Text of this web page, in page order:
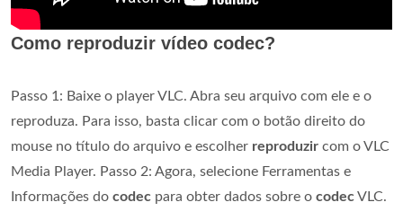
Como reproduzir vídeo codec?
Passo 1: Baixe o player VLC. Abra seu arquivo com ele e o
reproduza. Para isso, basta clicar com o botão direito do
mouse no título do arquivo e escolher reproduzir com o VLC
Media Player. Passo 2: Agora, selecione Ferramentas e
Informações do codec para obter dados sobre o codecVLC.